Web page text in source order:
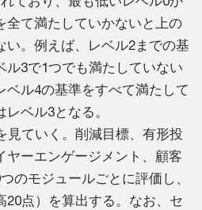
全て満たしていかないと上の
い。例えば、レベル2までの基
ル3で1つでも満たしていない
ベル4の基準をすべて満たして
ベル3となる。
見ていく。削減目標、有形投
ヤーエンゲージメント、顧客
のモジュールごとに評価し、
20点）を算出する。なお、セ